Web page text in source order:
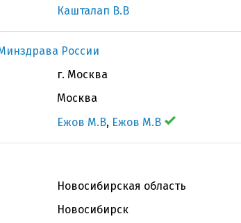
Кашталап В.В
России
г. Москва
Москва
Ежов М.В, Ежов М.В
Новосибирская область
Новосибирск